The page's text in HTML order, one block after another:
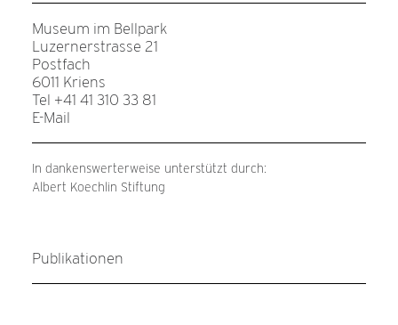
Museum im Bellpark
Luzernerstrasse 21
Postfach
6011 Kriens
Tel +41 41 310 33 81
E-Mail
In dankenswerterweise unterstützt durch:
Albert Koechlin Stiftung
Publikationen